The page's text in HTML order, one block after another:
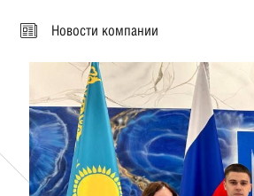
Новости компании